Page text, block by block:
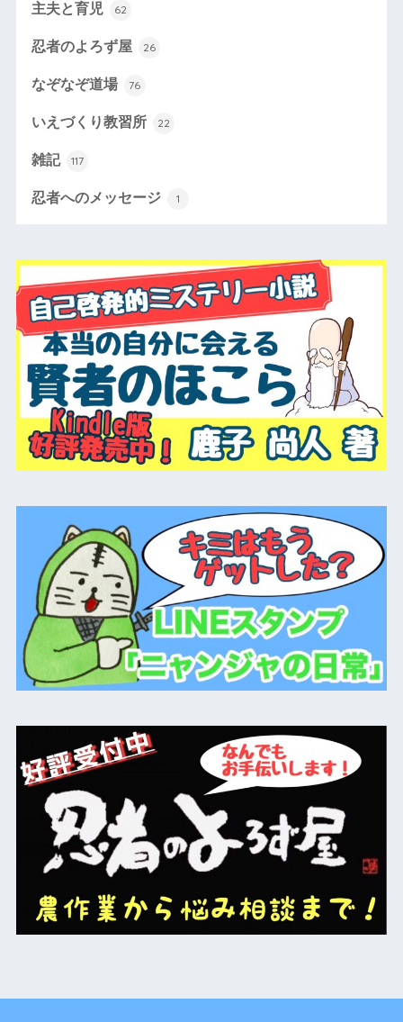
主夫と育児 62
忍者のよろず屋 26
なぞなぞ道場 76
いえづくり教習所 22
雑記 117
忍者へのメッセージ 1